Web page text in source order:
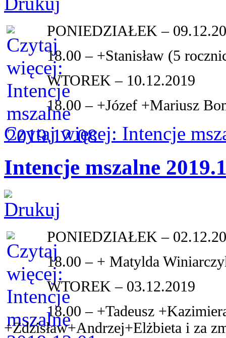
PONIEDZIAŁEK –
18.00 – +Stanisław (5
WTOREK – 10.12.2019
18.00 – +Józef +Mariusz
Czytaj więcej: Intencje
Intencje mszalne
PONIEDZIAŁEK –
18.00 – + Matylda
WTOREK – 03.12.2019
18.00 – +Tadeusz
+Zdzisław+Andrzej+Elżbieta i za